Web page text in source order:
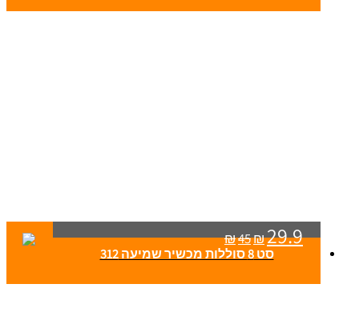
₪45₪29.9
סט 8 סוללות מכשיר שמיעה 312